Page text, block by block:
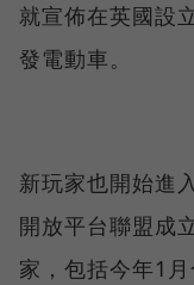
就宣佈在英國設
發電動車。
新玩家也開始進
開放平台聯盟成
家，包括今年1